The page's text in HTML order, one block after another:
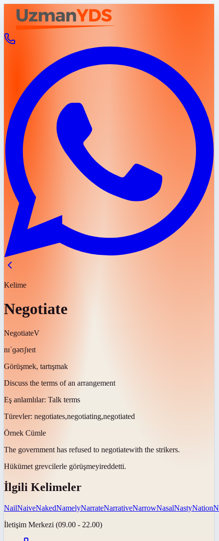
Kelime
Negotiate
NegotiateV
nɪˈɡəʊʃɪeɪt
Görüşmek, tartışmak
Discuss the terms of an arrangement
Eş anlamlılar: Talk terms
Türevler: negotiates,negotiating,negotiated
Örnek Cümle
The government has refused to negotiatewith the strikers.
Hükümet grevcilerle görüşmeyireddetti.
İlgili Kelimeler
NailNaiveNakedNamelyNarrateNarrativeNarrowNasalNastyNation
İletişim Merkezi (09.00 - 22.00)